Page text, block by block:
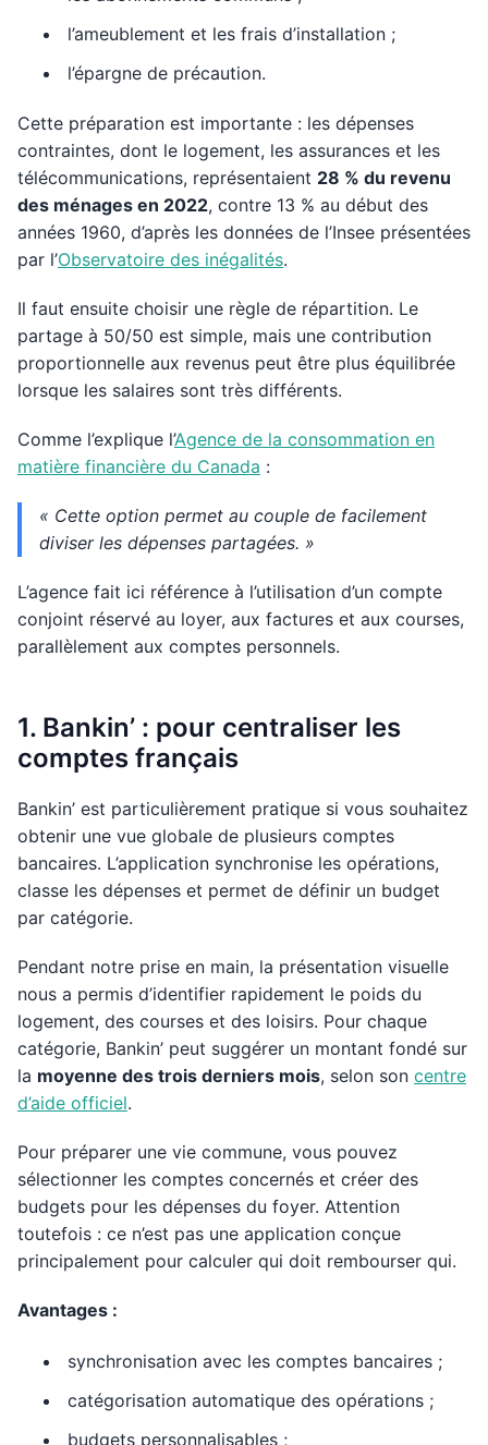
l’ameublement et les frais d’installation ;
l’épargne de précaution.
Cette préparation est importante : les dépenses
contraintes, dont le logement, les assurances et les
télécommunications, représentaient 28 % du revenu
des ménages en 2022, contre 13 % au début des
années 1960, d’après les données de l’Insee présentées
par l’Observatoire des inégalités.
Il faut ensuite choisir une règle de répartition. Le
partage à 50/50 est simple, mais une contribution
proportionnelle aux revenus peut être plus équilibrée
lorsque les salaires sont très différents.
Comme l’explique l’Agence de la consommation en
matière financière du Canada :
« Cette option permet au couple de facilement
diviser les dépenses partagées. »
L’agence fait ici référence à l’utilisation d’un compte
conjoint réservé au loyer, aux factures et aux courses,
parallèlement aux comptes personnels.
1. Bankin’ : pour centraliser les
comptes français
Bankin’ est particulièrement pratique si vous souhaitez
obtenir une vue globale de plusieurs comptes
bancaires. L’application synchronise les opérations,
classe les dépenses et permet de définir un budget
par catégorie.
Pendant notre prise en main, la présentation visuelle
nous a permis d’identifier rapidement le poids du
logement, des courses et des loisirs. Pour chaque
catégorie, Bankin’ peut suggérer un montant fondé sur
la moyenne des trois derniers mois, selon son centre
d’aide officiel.
Pour préparer une vie commune, vous pouvez
sélectionner les comptes concernés et créer des
budgets pour les dépenses du foyer. Attention
toutefois : ce n’est pas une application conçue
principalement pour calculer qui doit rembourser qui.
Avantages :
synchronisation avec les comptes bancaires ;
catégorisation automatique des opérations ;
budgets personnalisables ;